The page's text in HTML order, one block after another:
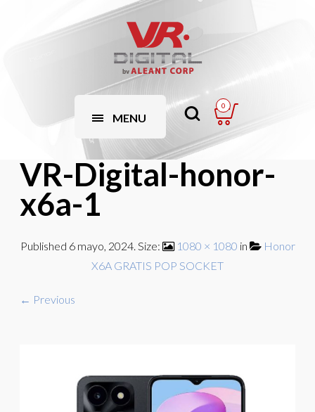
MENU
0
VR-Digital-honor-
x6a-1
Published 6 mayo, 2024. Size: 1080 × 1080 in
Honor
X6A GRATIS POP SOCKET
← Previous